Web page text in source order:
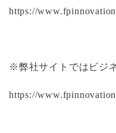
https://
※弊社サイトではビジ
https://